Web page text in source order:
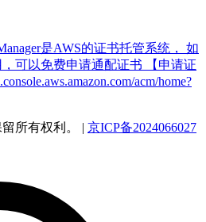
是AWS的证书托管系统， 如
可以免费申请通配证书 【申请证
acm/home?
留所有权利。 | 京ICP备2024066027